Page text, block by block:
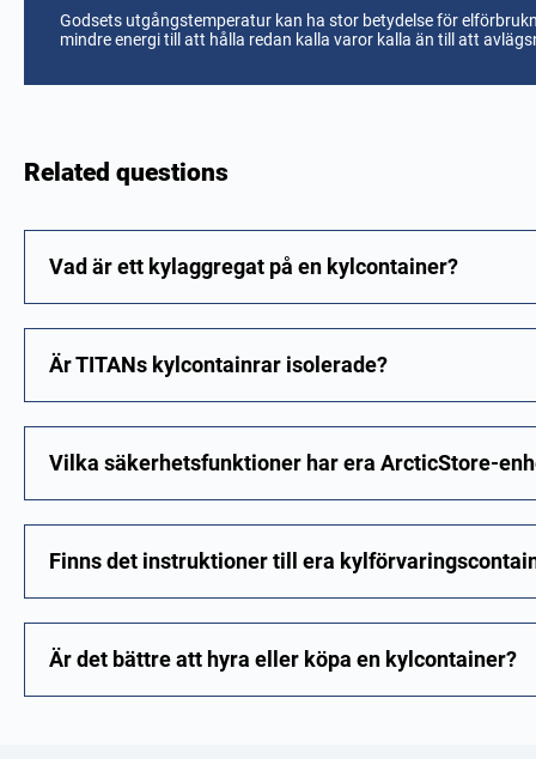
Godsets utgångstemperatur kan ha stor betydelse för
mindre energi till att hålla redan kalla varor kalla än till att
Related questions
Vad är ett kylaggregat på en kylcontainer?
Är TITANs kylcontainrar isolerade?
Vilka säkerhetsfunktioner har era ArcticStore-
Finns det instruktioner till era
Är det bättre att hyra eller köpa en kylcontainer?